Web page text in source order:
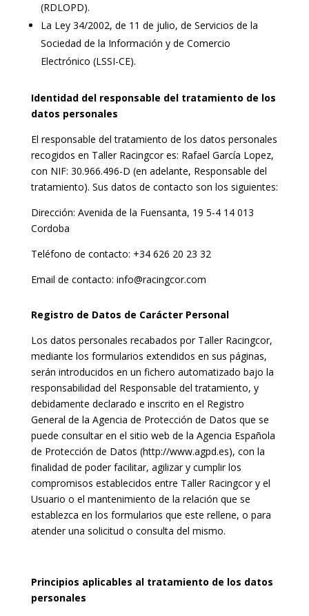
(RDLOPD).
La Ley 34/2002, de 11 de julio, de Servicios de la
Sociedad de la Información y de Comercio
Electrónico (LSSI-CE).
Identidad del responsable del tratamiento de los
datos personales
El responsable del tratamiento de los datos personales
recogidos en Taller Racingcor es: Rafael García Lopez,
con NIF: 30.966.496-D (en adelante, Responsable del
tratamiento). Sus datos de contacto son los siguientes:
Dirección: Avenida de la Fuensanta, 19 5-4 14 013
Cordoba
Teléfono de contacto: +34 626 20 23 32
Email de contacto: info@racingcor.com
Registro de Datos de Carácter Personal
Los datos personales recabados por Taller Racingcor,
mediante los formularios extendidos en sus páginas,
serán introducidos en un fichero automatizado bajo la
responsabilidad del Responsable del tratamiento, y
debidamente declarado e inscrito en el Registro
General de la Agencia de Protección de Datos que se
puede consultar en el sitio web de la Agencia Española
de Protección de Datos (http://www.agpd.es), con la
finalidad de poder facilitar, agilizar y cumplir los
compromisos establecidos entre Taller Racingcor y el
Usuario o el mantenimiento de la relación que se
establezca en los formularios que este rellene, o para
atender una solicitud o consulta del mismo.
Principios aplicables al tratamiento de los datos
personales